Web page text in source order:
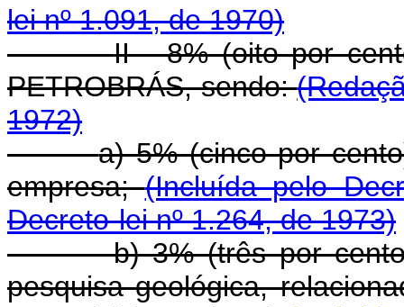
lei nº 1.091, de 1970)
II - 8% (oito por
PETROBRÁS, sendo:
1972)
a) 5% (cinco por
empresa;(Incluída pelo
Decreto-lei nº 1.264, de 1973)
b) 3% (três por cento)
pesquisa geológica,